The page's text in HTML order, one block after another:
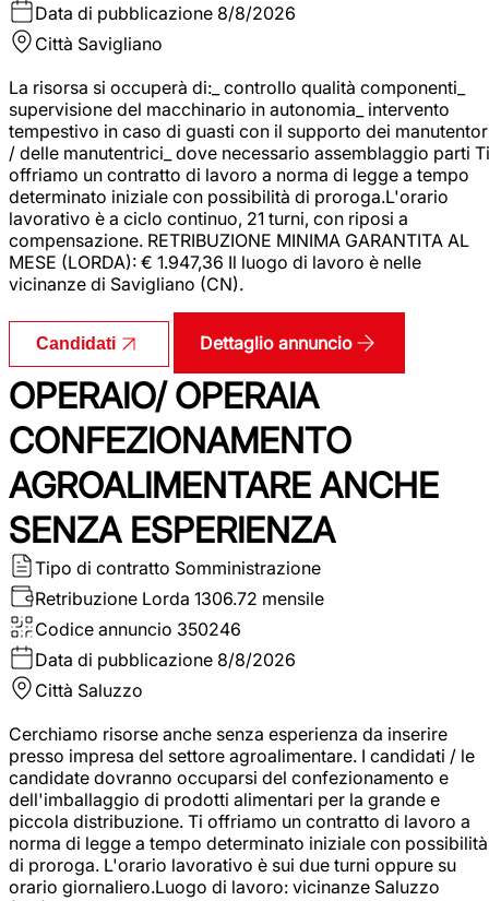
Data di pubblicazione 8/8/2026
Città Savigliano
La risorsa si occuperà di:_ controllo qualità componenti_
supervisione del macchinario in autonomia_ intervento
tempestivo in caso di guasti con il supporto dei
/ delle manutentrici_ dove necessario assemblaggio parti Ti
offriamo un contratto di lavoro a norma di legge a tempo
determinato iniziale con possibilità di proroga.L'orario
lavorativo è a ciclo continuo, 21 turni, con riposi a
compensazione. RETRIBUZIONE MINIMA GARANTITA AL
MESE (LORDA): € 1.947,36 Il luogo di lavoro è nelle
vicinanze di Savigliano (CN).
Candidati Dettaglio annuncio
OPERAIO/ OPERAIA
CONFEZIONAMENTO
AGROALIMENTARE ANCHE
SENZA ESPERIENZA
Tipo di contratto Somministrazione
Retribuzione Lorda 1306.72 mensile
Codice annuncio 350246
Data di pubblicazione 8/8/2026
Città Saluzzo
Cerchiamo risorse anche senza esperienza da inserire
presso impresa del settore agroalimentare. I candidati / le
candidate dovranno occuparsi del confezionamento e
dell'imballaggio di prodotti alimentari per la grande e
piccola distribuzione. Ti offriamo un contratto di lavoro a
norma di legge a tempo determinato iniziale con possibilità
di proroga. L'orario lavorativo è sui due turni oppure su
orario giornaliero.Luogo di lavoro: vicinanze Saluzzo